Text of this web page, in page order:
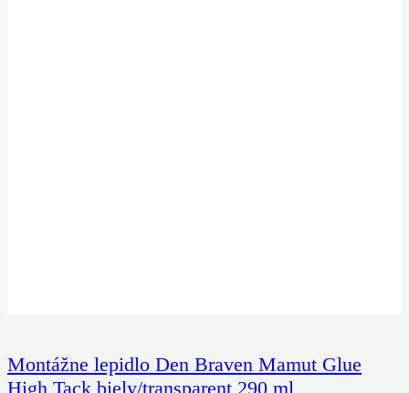
Montážne lepidlo Den Braven Mamut Glue
High Tack biely/transparent 290 ml